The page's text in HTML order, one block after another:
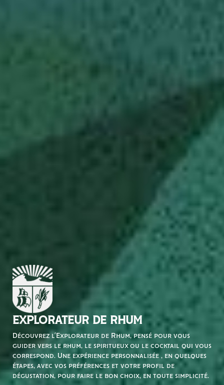
EXPLORATEUR DE RHUM
Découvrez l’Explorateur de Rhum, pensé pour vous
guider vers le rhum, le spiritueux ou le cocktail qui vous
correspond. Une expérience personnalisée , en quelques
étapes, avec vos préférences et votre profil de
dégustation, pour faire le bon choix, en toute simplicité.